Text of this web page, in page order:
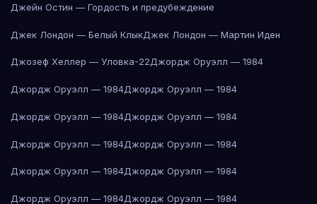
Джейн Остин — Гордость и предубеждение
Джек Лондон — Белый КлыкДжек Лондон — Мартин Иден
Джозеф Хеллер — Уловка-22Джордж Оруэлл — 1984
Джордж Оруэлл — 1984Джордж Оруэлл — 1984
Джордж Оруэлл — 1984Джордж Оруэлл — 1984
Джордж Оруэлл — 1984Джордж Оруэлл — 1984
Джордж Оруэлл — 1984Джордж Оруэлл — 1984
Джордж Оруэлл — 1984Джордж Оруэлл — 1984